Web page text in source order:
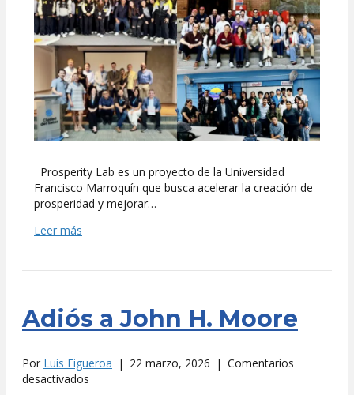
Prosperity Lab es un proyecto de la Universidad
Francisco Marroquín que busca acelerar la creación de
prosperidad y mejorar…
Leer más
Adiós a John H. Moore
Por Luis Figueroa | 22 marzo, 2026 | Comentarios
desactivados